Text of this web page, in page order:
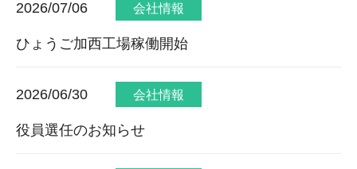
2026/07/06 会社情報
ひょうご加西工場稼働開始
2026/06/30 会社情報
役員選任のお知らせ